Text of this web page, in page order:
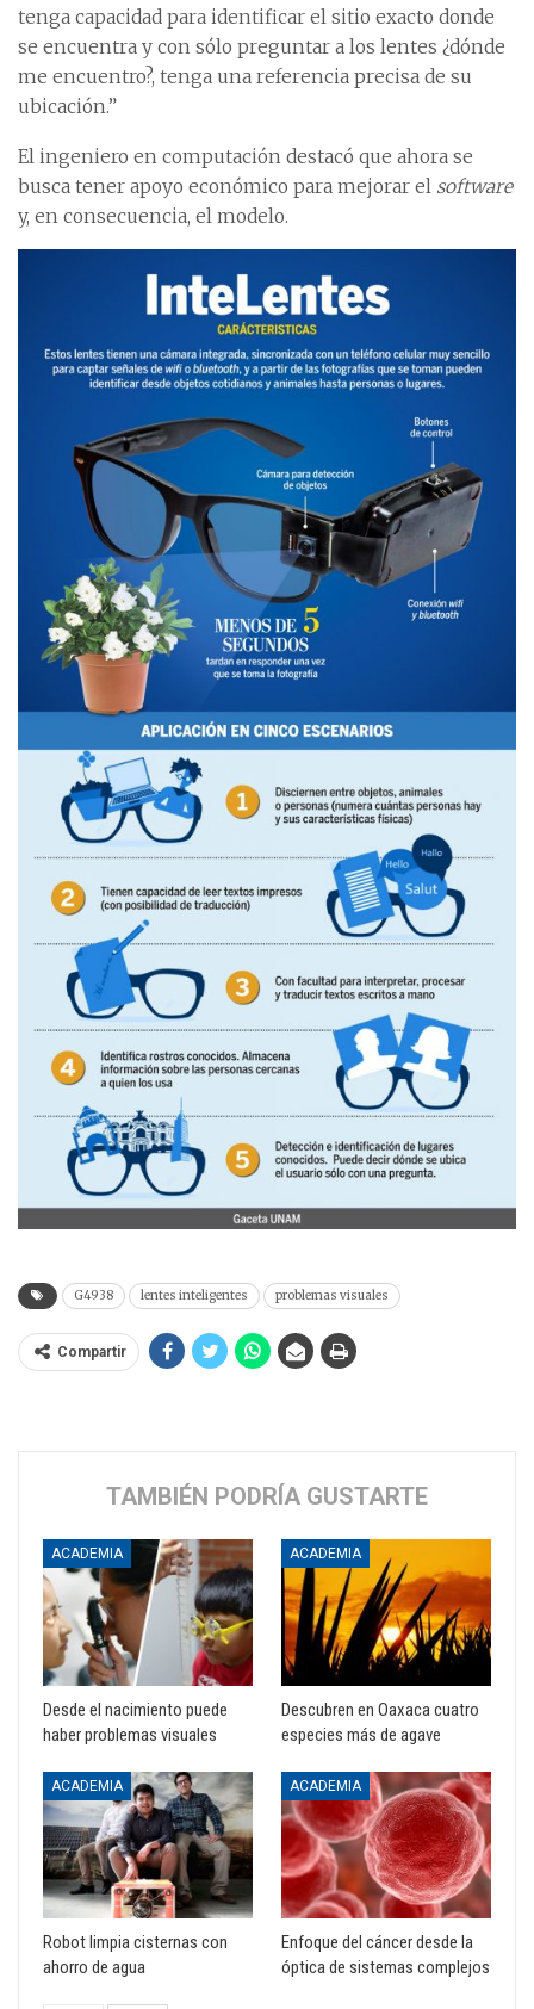
tenga capacidad para identificar el sitio exacto donde
se encuentra y con sólo preguntar a los lentes ¿dónde
me encuentro?, tenga una referencia precisa de su
ubicación.”
El ingeniero en computación destacó que ahora se
busca tener apoyo económico para mejorar el software
y, en consecuencia, el modelo.
G4938 lentes inteligentes problemas visuales
Compartir
TAMBIÉN PODRÍA GUSTARTE
ACADEMIA
Desde el nacimiento puede
haber problemas visuales
ACADEMIA
Descubren en Oaxaca cuatro
especies más de agave
ACADEMIA
Robot limpia cisternas con
ahorro de agua
ACADEMIA
Enfoque del cáncer desde la
óptica de sistemas complejos